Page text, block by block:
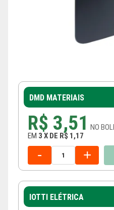
DMD MATERIAIS
R$ 3,51 NO
EM 3 X DE R$ 1,17
- +
IOTTI ELÉTRICA